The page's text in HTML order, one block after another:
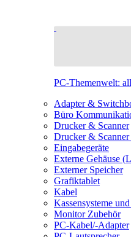
PC-Themenwelt:
Adapter &
Büro
Drucker & Scanner
Drucker &
Eingabegeräte
Externe Gehäuse
Externer Speicher
Grafiktablet
Kabel
Kassensysteme
Monitor Zubehör
PC-Kabel/-Adapter